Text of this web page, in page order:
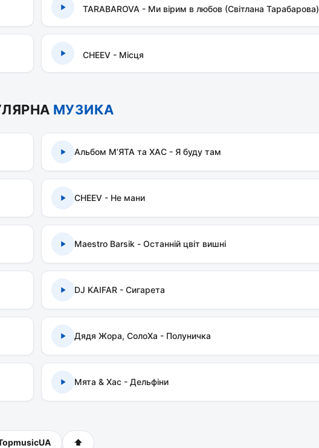
TARABAROVA - Ми вірим в любов (Світлана Тарабарова)
CHEEV - Місця
МУЗИКА
Альбом МʼЯТА та ХАС - Я буду там
CHEEV - Не мани
Maestro Barsik - Останній цвіт вишні
DJ KAIFAR - Сигарета
Дядя Жора, СолоХа - Полуничка
Мята & Хас - Дельфіни
⬆